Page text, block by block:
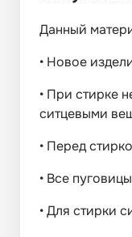
Данный
• Новое
• При стирке
ситцевыми
• Перед
• Все
•Для стирки